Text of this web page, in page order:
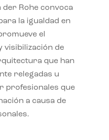
der Rohe convoca
la igualdad en
el
visibilización de
que han
relegadas u
profesionales que
a causa de